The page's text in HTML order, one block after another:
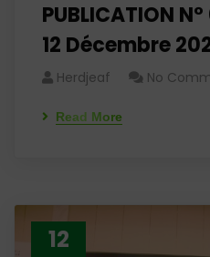
PUBLICATION
12 Décembre
Herdjeaf No
Read More
12